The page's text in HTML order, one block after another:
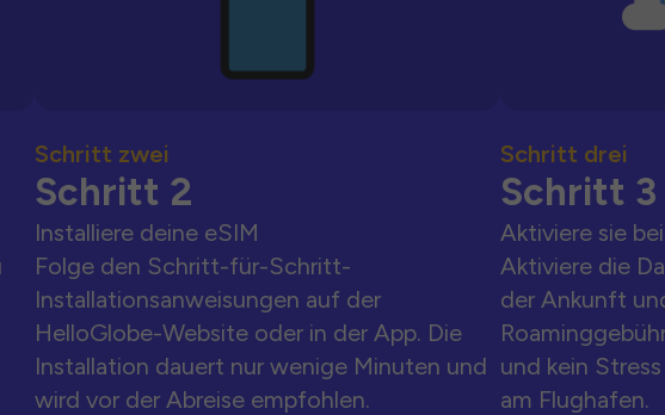
Schritt zwei
Schritt 2
Installiere deine eSIM
Folge den Schritt-für-Schritt-
Installationsanweisungen auf der
HelloGlobe-Website oder in der App. Die
Installation dauert nur wenige Minuten und
wird vor der Abreise empfohlen.
Schritt drei
Schritt 3
Aktiviere sie
Aktiviere die
der Ankunft
und kein
am Flughafen.